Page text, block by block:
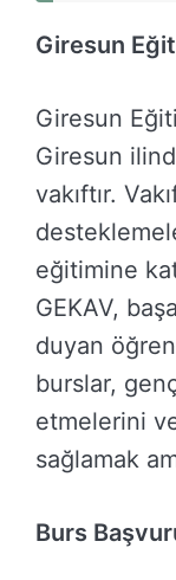
Giresun
Giresun
Giresun
vakıftır.
eğitimine
GEKAV,
duyan
burslar,
etmelerini
sağlamak
Burs